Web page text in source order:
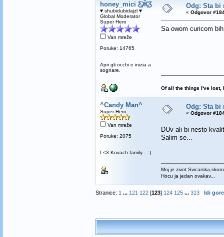
honey_mici Ƹ̵̡Ӝ̵̨̄Ʒ
♥ shubidubidajzl ♥
Global Moderator
Super Hero
Van mreže
Poruke: 14765
Apri gli occhi e inizia a
sognare.
Odg: Sta bi
« Odgovor
Sa owom curicom
Of all the things I've lost,
^Candy Man^
Super Hero
Van mreže
Poruke: 2075
I <3 Kovach family... :)
Odg: Sta bi
« Odgovor
DUv ali bi nesto
Salim se...
Moj je zivot
Hocu ja jedan ovakav...
Stranice: 1 ... 121 122[123] 124 125 ... 313 Idi gore